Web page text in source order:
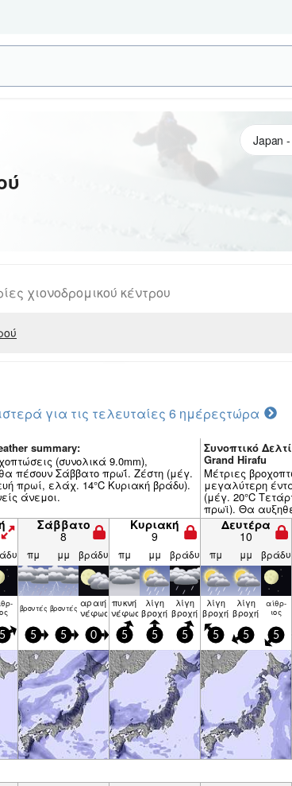
χιονοδρομικού κέντρου
για τις τελευταίες 6 ημέρεςτώρα
summary:
(συνολικά 9.0mm),
πέσουν Σάββατο πρωΐ. Ζέστη (μέγ.
πρωί, ελάχ. 14°C Κυριακή βράδυ).
άνεμοι.
Συνοπτικό
Grand Hirafu
Μέτριες
μεγαλύτερη
(μέγ. 20°C
πρωϊ). Θα
Δευτέρα πρωϊ,
βράδυ).
Σάββατο
8
Κυριακή
9
Δευτέρα
10
πμ μμ βράδυ πμ μμ βράδυ πμ μμ βράδυ
βρον­τές βρον­τές αραιή
νέφωση
πυκνή
νέφωση
λίγη
βροχή
λίγη
βροχή
λίγη
βροχή
λίγη
βροχή
αίθρ­
ιος
5 5 5 0 5 5 5 5 5 5